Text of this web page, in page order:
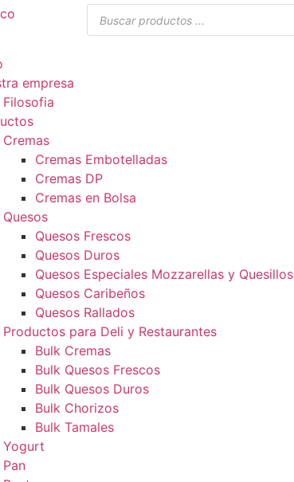
empresa
Filosofia
Cremas
Cremas Embotelladas
Cremas DP
Cremas en Bolsa
Quesos
Quesos Frescos
Quesos Duros
Quesos Especiales Mozzarellas y Quesillos
Quesos Caribeños
Quesos Rallados
Productos para Deli y Restaurantes
Bulk Cremas
Bulk Quesos Frescos
Bulk Quesos Duros
Bulk Chorizos
Bulk Tamales
Yogurt
Pan